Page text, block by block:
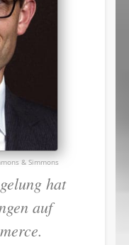
& Simmons
hat
auf